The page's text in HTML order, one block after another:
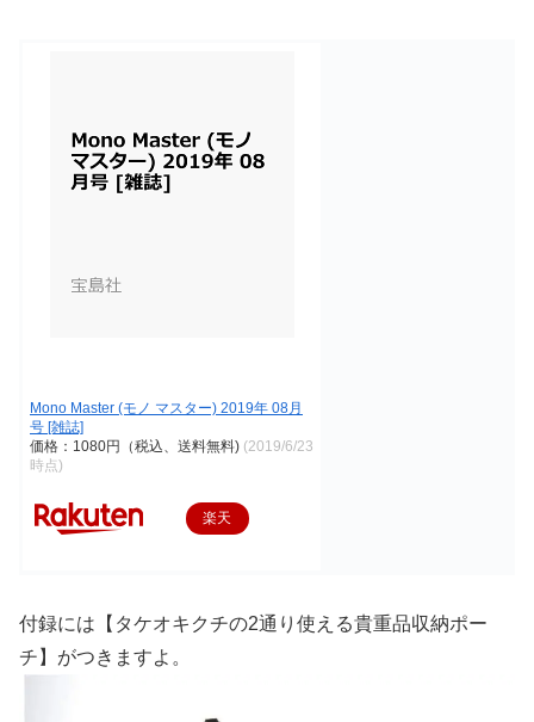
Mono Master (モノ マスター) 2019年 08月
号 [雑誌]
価格：1080円（税込、送料無料) (2019/6/23
時点)
楽天
付録には【タケオキクチの2通り使える貴重品収納ポー
チ】がつきますよ。